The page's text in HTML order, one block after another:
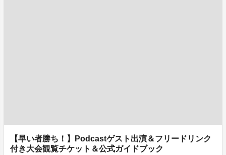
【早い者勝ち！】Podcastゲスト出演＆フリードリンク
付き大会観覧チケット＆公式ガイドブック